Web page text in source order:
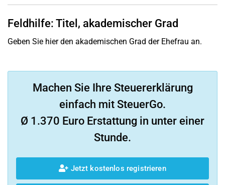
Feldhilfe: Titel, akademischer Grad
Geben Sie hier den akademischen Grad der Ehefrau an.
Machen Sie Ihre Steuererklärung
einfach mit SteuerGo.
Ø 1.370 Euro Erstattung in unter einer
Stunde.
Jetzt kostenlos registrieren